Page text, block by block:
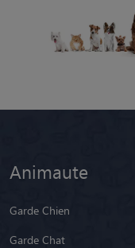
Animaute
Garde Chien
Garde Chat